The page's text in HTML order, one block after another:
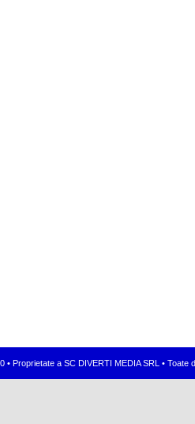
• Proprietate a SC DIVERTI MEDIA SRL •